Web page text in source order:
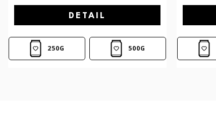
DETAIL
250G 500G